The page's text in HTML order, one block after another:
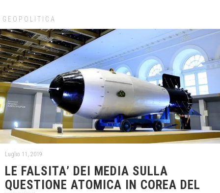
GEOPOLITICA
Luglio 11, 2019
LE FALSITA’ DEI MEDIA SULLA
QUESTIONE ATOMICA IN COREA DEL